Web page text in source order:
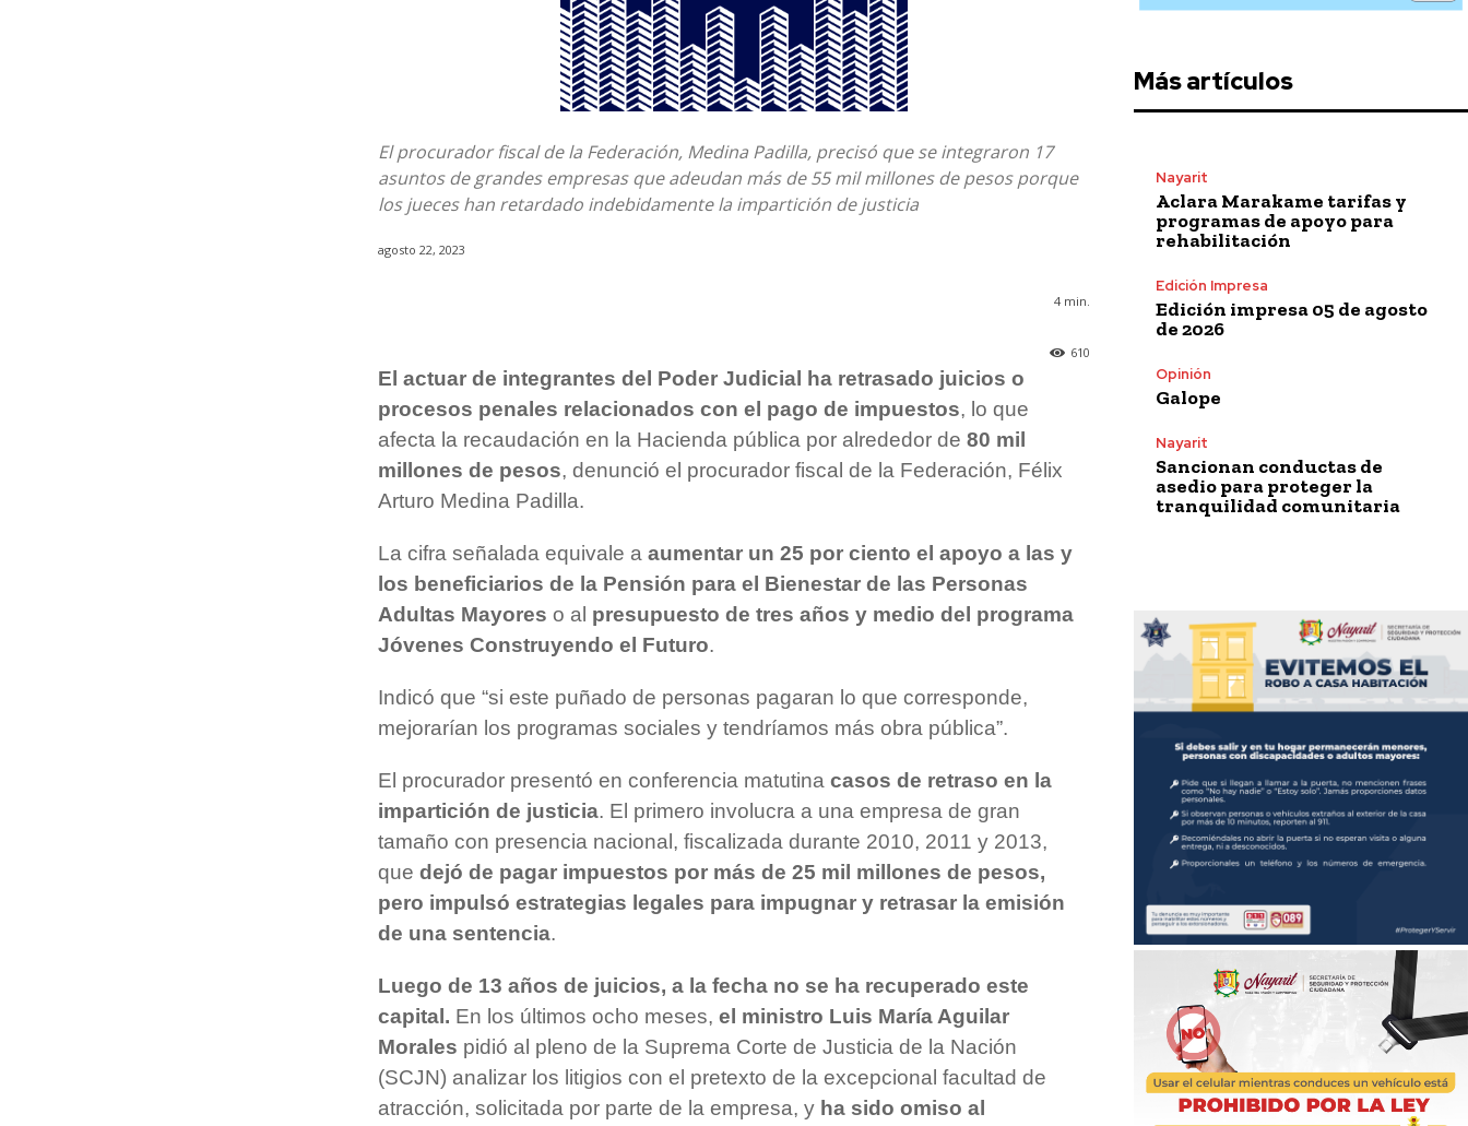
El procurador fiscal de la Federación, Medina Padilla, precisó que se integraron 17
asuntos de grandes empresas que adeudan más de 55 mil millones de pesos porque
los jueces han retardado indebidamente la impartición de justicia
agosto 22, 2023
4 min.
610
El actuar de integrantes del Poder Judicial ha retrasado juicios o
procesos penales relacionados con el pago de impuestos, lo que
afecta la recaudación en la Hacienda pública por alrededor de 80 mil
millones de pesos, denunció el procurador fiscal de la Federación, Félix
Arturo Medina Padilla.
La cifra señalada equivale a aumentar un 25 por ciento el apoyo a las y
los beneficiarios de la Pensión para el Bienestar de las Personas
Adultas Mayores o al presupuesto de tres años y medio del programa
Jóvenes Construyendo el Futuro.
Indicó que “si este puñado de personas pagaran lo que corresponde,
mejorarían los programas sociales y tendríamos más obra pública”.
El procurador presentó en conferencia matutina casos de retraso en la
impartición de justicia. El primero involucra a una empresa de gran
tamaño con presencia nacional, fiscalizada durante 2010, 2011 y 2013,
que dejó de pagar impuestos por más de 25 mil millones de pesos,
pero impulsó estrategias legales para impugnar y retrasar la emisión
de una sentencia.
Luego de 13 años de juicios, a la fecha no se ha recuperado este
capital. En los últimos ocho meses, el ministro Luis María Aguilar
Morales pidió al pleno de la Suprema Corte de Justicia de la Nación
(SCJN) analizar los litigios con el pretexto de la excepcional facultad de
atracción, solicitada por parte de la empresa, y ha sido omiso al
Más artículos
Nayarit
Aclara Marakame tarifas y
programas de apoyo para
rehabilitación
Edición Impresa
Edición impresa 05 de agosto
de 2026
Opinión
Galope
Nayarit
Sancionan conductas de
asedio para proteger la
tranquilidad comunitaria